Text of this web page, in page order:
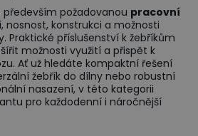
požadovanou pracovní
nosnost, konstrukci a možnosti
Praktické příslušenství k žebříkům
možnosti využití a přispět k
Ať už hledáte kompaktní řešení
žebřík do dílny nebo robustní
nasazení, v této kategorii
pro každodenní i náročnější